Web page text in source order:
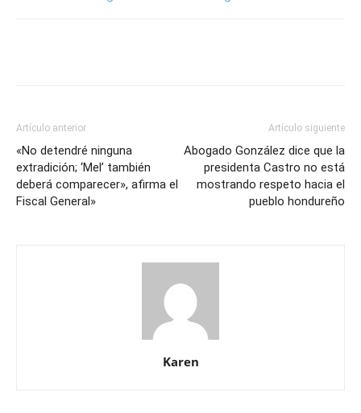
Artículo anterior
«No detendré ninguna
extradición; ‘Mel’ también
deberá comparecer», afirma el
Fiscal General»
Artículo siguiente
Abogado González dice que la
presidenta Castro no está
mostrando respeto hacia el
pueblo hondureño
Karen